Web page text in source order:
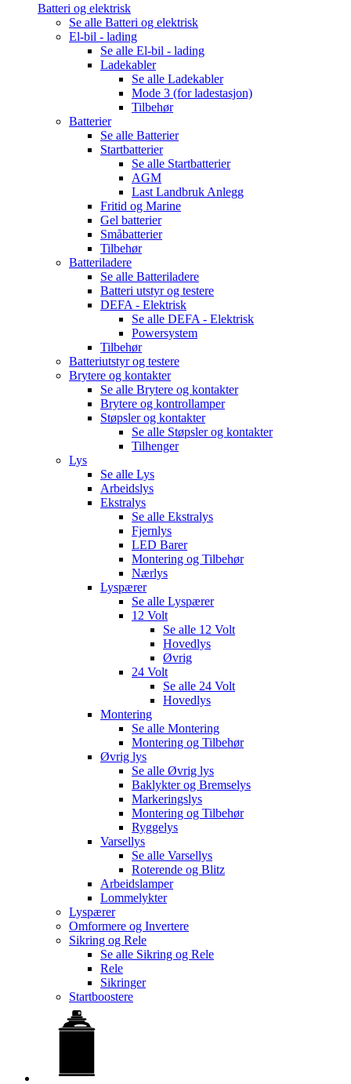
Batteri og elektrisk
Se alle Batteri og elektrisk
El-bil - lading
Se alle El-bil - lading
Ladekabler
Se alle Ladekabler
Mode 3 (for ladestasjon)
Tilbehør
Batterier
Se alle Batterier
Startbatterier
Se alle Startbatterier
AGM
Last Landbruk Anlegg
Fritid og Marine
Gel batterier
Småbatterier
Tilbehør
Batteriladere
Se alle Batteriladere
Batteri utstyr og testere
DEFA - Elektrisk
Se alle DEFA - Elektrisk
Powersystem
Tilbehør
Batteriutstyr og testere
Brytere og kontakter
Se alle Brytere og kontakter
Brytere og kontrollamper
Støpsler og kontakter
Se alle Støpsler og kontakter
Tilhenger
Lys
Se alle Lys
Arbeidslys
Ekstralys
Se alle Ekstralys
Fjernlys
LED Barer
Montering og Tilbehør
Nærlys
Lyspærer
Se alle Lyspærer
12 Volt
Se alle 12 Volt
Hovedlys
Øvrig
24 Volt
Se alle 24 Volt
Hovedlys
Montering
Se alle Montering
Montering og Tilbehør
Øvrig lys
Se alle Øvrig lys
Baklykter og Bremselys
Markeringslys
Montering og Tilbehør
Ryggelys
Varsellys
Se alle Varsellys
Roterende og Blitz
Arbeidslamper
Lommelykter
Lyspærer
Omformere og Invertere
Sikring og Rele
Se alle Sikring og Rele
Rele
Sikringer
Startboostere